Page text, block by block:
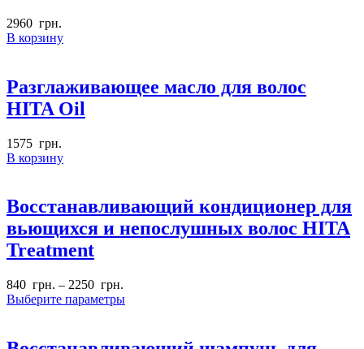
2960 грн.
В корзину
Разглаживающее масло для волос
HITA Oil
1575 грн.
В корзину
Восстанавливающий кондиционер для
вьющихся и непослушных волос HITA
Treatment
840 грн. – 2250 грн.
Выберите параметры